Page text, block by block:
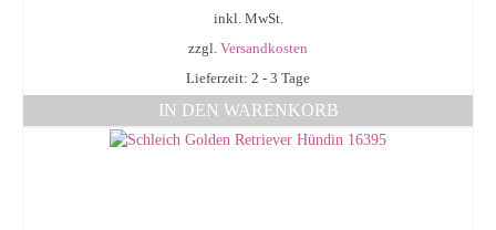
inkl. MwSt.
zzgl. Versandkosten
Lieferzeit: 2 - 3 Tage
IN DEN WARENKORB